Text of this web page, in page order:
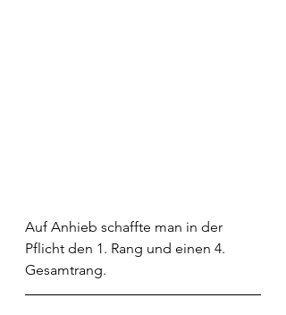
Auf Anhieb schaffte man in der
Pflicht den 1. Rang und einen 4.
Gesamtrang.